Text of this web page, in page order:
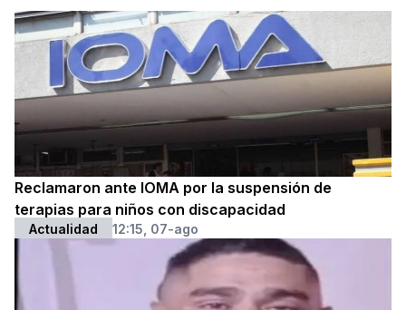
Reclamaron ante IOMA por la suspensión de
terapias para niños con discapacidad
Actualidad 12:15, 07-ago